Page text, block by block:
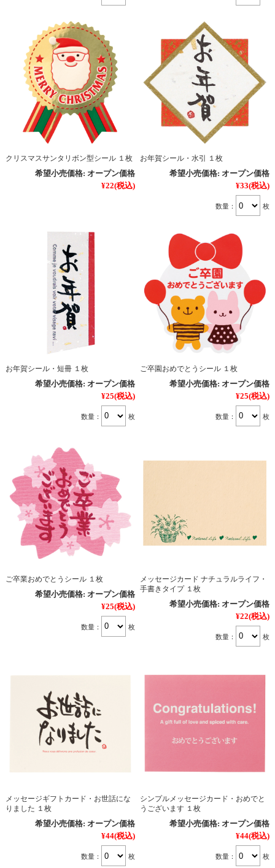
クリスマスサンタリボン型シール １枚
希望小売価格: オープン価格
¥22(税込)
お年賀シール・水引 １枚
希望小売価格: オープン価格
¥33(税込)
数量： 枚
お年賀シール・短冊 １枚
希望小売価格: オープン価格
¥25(税込)
数量： 枚
ご卒園おめでとうシール １枚
希望小売価格: オープン価格
¥25(税込)
数量： 枚
ご卒業おめでとうシール １枚
希望小売価格: オープン価格
¥25(税込)
数量： 枚
メッセージカード ナチュラルライフ・
手書きタイプ １枚
希望小売価格: オープン価格
¥22(税込)
数量： 枚
メッセージギフトカード・お世話にな
りました １枚
希望小売価格: オープン価格
¥44(税込)
数量： 枚
シンプルメッセージカード・おめでと
うございます １枚
希望小売価格: オープン価格
¥44(税込)
数量： 枚